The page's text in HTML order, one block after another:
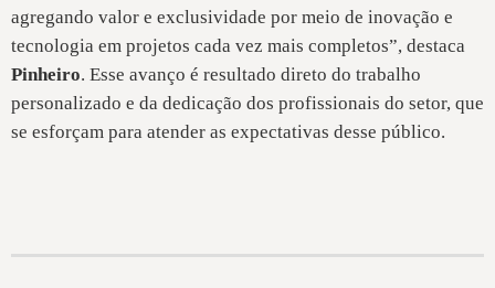
agregando valor e exclusividade por meio de inovação e
tecnologia em projetos cada vez mais completos”, destaca
Pinheiro. Esse avanço é resultado direto do trabalho
personalizado e da dedicação dos profissionais do setor, que
se esforçam para atender as expectativas desse público.